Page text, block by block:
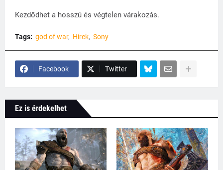
Kezdődhet a hosszú és végtelen várakozás.
Tags: god of war Hírek Sony
Facebook Twitter
Ez is érdekelhet